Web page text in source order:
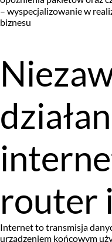
– wyspecjalizowanie w
biznesu
router
Internet to transmisja
urządzeniem końcowym